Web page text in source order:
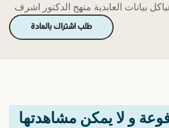
طلب اشتراك بالمادة
و لا يمكن مشاهدتها